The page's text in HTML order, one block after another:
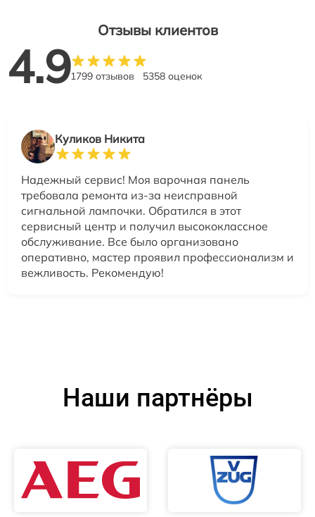
Отзывы клиентов
4.91799 отзывов 5358 оценок
Куликов Никита
Надежный сервис! Моя варочная панель
требовала ремонта из-за неисправной
сигнальной лампочки. Обратился в этот
сервисный центр и получил высококлассное
обслуживание. Все было организовано
оперативно, мастер проявил профессионализм и
вежливость. Рекомендую!
Наши партнёры